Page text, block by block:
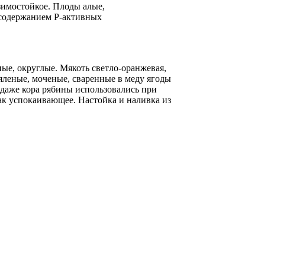
Плоды алые,
Р-активных
округлые. Мякоть светло-оранжевая,
моченые, сваренные в меду ягоды
кора рябины использовались при
успокаивающее. Настойка и наливка из